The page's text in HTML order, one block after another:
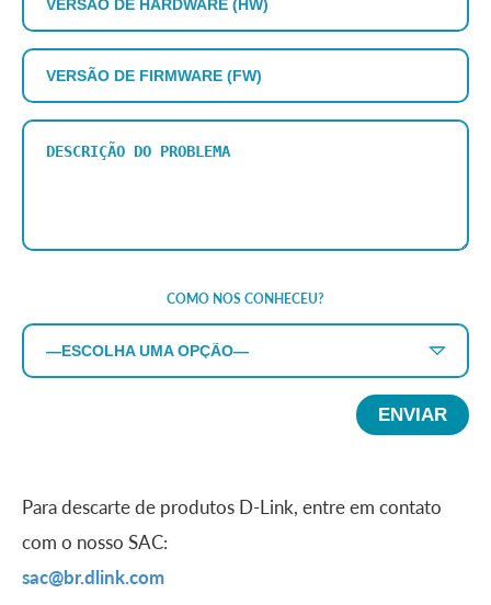
COMO NOS CONHECEU?
Para descarte de produtos D-Link, entre em contato
com o nosso SAC:
sac@br.dlink.com